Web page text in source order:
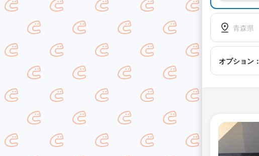
青森県
オプション：